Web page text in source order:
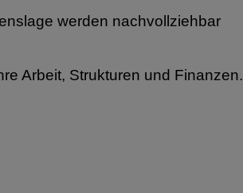
werden nachvollziehbar
Arbeit, Strukturen und Finanzen.